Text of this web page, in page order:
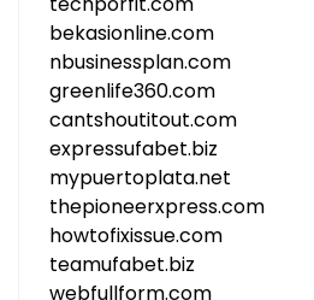
bekasionline.com
nbusinessplan.com
greenlife360.com
cantshoutitout.com
expressufabet.biz
mypuertoplata.net
thepioneerxpress.com
howtofixissue.com
teamufabet.biz
webfullform.com